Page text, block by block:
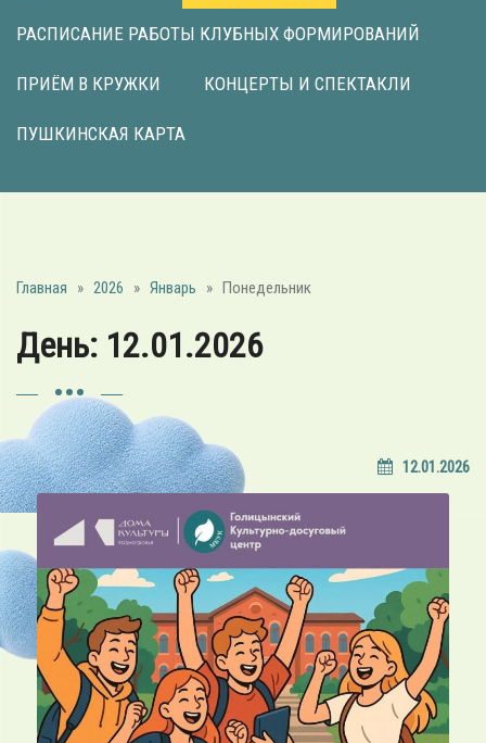
РАСПИСАНИЕ РАБОТЫ КЛУБНЫХ ФОРМИРОВАНИЙ
ПРИЁМ В КРУЖКИ КОНЦЕРТЫ И СПЕКТАКЛИ
ПУШКИНСКАЯ КАРТА
Главная » 2026 » Январь » Понедельник
День: 12.01.2026
12.01.2026